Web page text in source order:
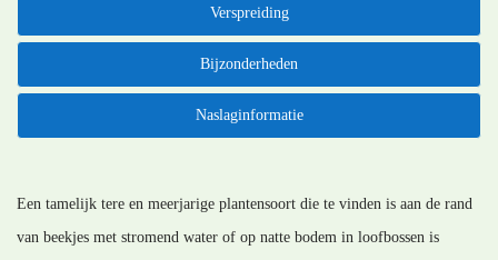
Verspreiding
Bijzonderheden
Naslaginformatie
Een tamelijk tere en meerjarige plantensoort die te vinden is aan de rand
van beekjes met stromend water of op natte bodem in loofbossen is